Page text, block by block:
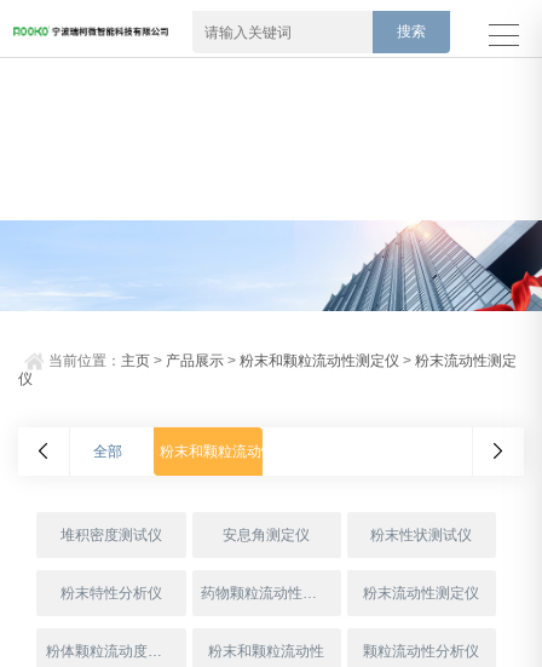
当前位置： 主页 > 产品展示 >粉末和颗粒流动性测定仪 >粉末流动性测定
仪
全部 粉末和颗粒流动性测定仪
堆积密度测试仪 安息角测定仪 粉末性状测试仪
粉末特性分析仪 药物颗粒流动性检测仪 粉末流动性测定仪
粉体颗粒流动度测试仪 粉末和颗粒流动性 颗粒流动性分析仪